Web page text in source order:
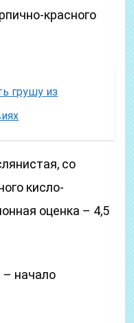
красного
грушу из
со
кисло-
оценка – 4,5
– начало